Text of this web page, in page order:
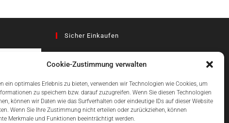
Cookie-Zustimmung verwalten
ein optimales Erlebnis zu bieten, verwenden wir Technologien wie Cookies, um
zu speichern bzw. darauf zuzugreifen. Wenn Sie diesen Technologien
können wir Daten wie das Surfverhalten oder eindeutige IDs auf dieser Website
Wenn Sie Ihre Zustimmung nicht erteilen oder zurückziehen, können
Merkmale und Funktionen beeinträchtigt werden.
Sicher Einkaufen
Einfach Online Bezahlen